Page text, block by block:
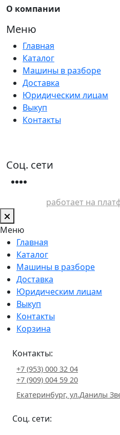
О компании
Меню
Главная
Каталог
Машины в разборе
Доставка
Юридическим лицам
Выкуп
Контакты
Соц. сети
работает на
Меню
Главная
Каталог
Машины в разборе
Доставка
Юридическим лицам
Выкуп
Контакты
Корзина
Контакты:
+7 (953) 000 32 04
+7 (909) 004 59 20
Екатеринбург, ул.Данилы
Соц. сети: